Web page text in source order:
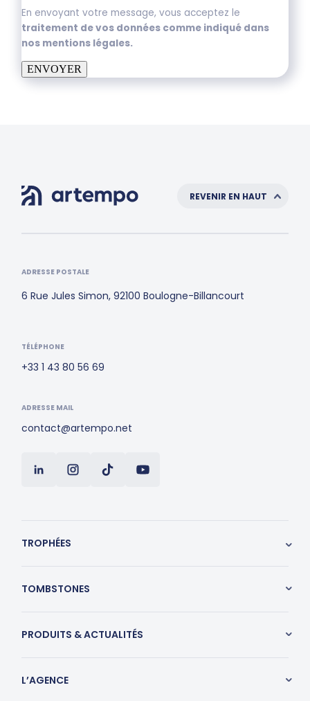
En envoyant votre message, vous acceptez le
traitement de vos données comme indiqué dans
nos mentions légales.
ENVOYER
REVENIR EN HAUT
ADRESSE POSTALE
6 Rue Jules Simon, 92100 Boulogne-Billancourt
TÉLÉPHONE
+33 1 43 80 56 69
ADRESSE MAIL
contact@artempo.net
TROPHÉES
TOMBSTONES
PRODUITS & ACTUALITÉS
L’AGENCE